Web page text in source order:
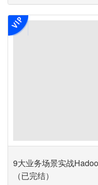
9大业务场景实战
（已完结）